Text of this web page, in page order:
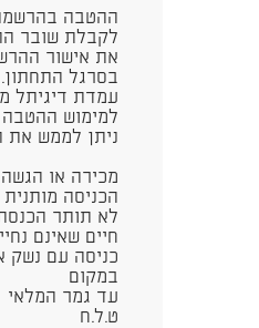
ההטבה
לקבלת שובר
את אישור
בסרגל
עמדת דיגיתל ממוקמת בתוך
למימוש
נית​ן לממש את
מכירה או הגשה של
הכניסה
לא תותר הכנסת
חיים שאינם
כניסה עם נשק
במקום
עד גמר המלאי
ט.ל.ח​